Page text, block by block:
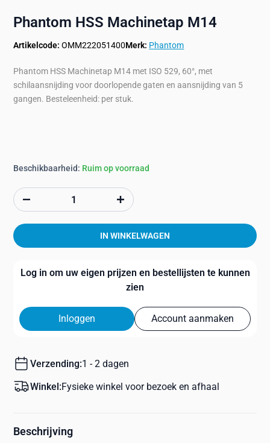
Phantom HSS Machinetap M14
Artikelcode: OMM222051400Merk: Phantom
Phantom HSS Machinetap M14 met ISO 529, 60°, met
schilaansnijding voor doorlopende gaten en aansnijding van 5
gangen. Besteleenheid: per stuk.
Beschikbaarheid: Ruim op voorraad
IN WINKELWAGEN
Log in om uw eigen prijzen en bestellijsten te kunnen
zien
Inloggen Account aanmaken
Verzending:1 - 2 dagen
Winkel:Fysieke winkel voor bezoek en afhaal
Beschrijving